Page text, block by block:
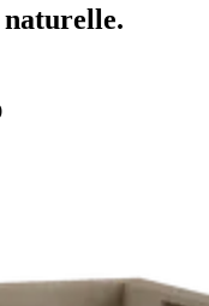
naturelle.